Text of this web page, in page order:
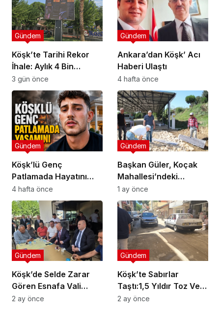
Köşk’te Tarihi Rekor
İhale: Aylık 4 Bin
Liradan Başladı, 251
Bin Lirada Bitti
Gündem
3 gün önce
Ankara’dan Köşk’ Acı
Haberi Ulaştı
Gündem
4 hafta önce
Köşk’lü Genç
Patlamada Hayatını
Kaybetti
Gündem
4 hafta önce
Başkan Güler, Koçak
Mahallesi’ndeki
Çalışmaları İnceledi
Gündem
1 ay önce
Köşk’de Selde Zarar
Gören Esnafa Vali
Güvencesi
Gündem
2 ay önce
Köşk’te Sabırlar
Taştı:1,5 Yıldır Toz Ve
Çamurlar Yaşıyoruz
Gündem
2 ay önce